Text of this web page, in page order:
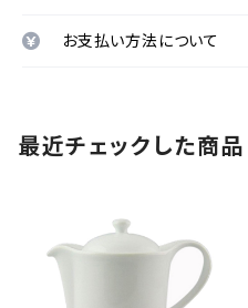
お支払い方法について
最近チェックした商品